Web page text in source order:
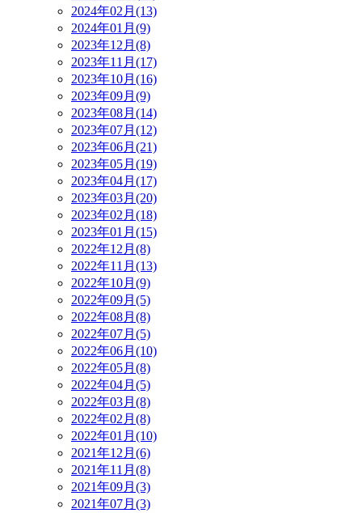
2024年02月(13)
2024年01月(9)
2023年12月(8)
2023年11月(17)
2023年10月(16)
2023年09月(9)
2023年08月(14)
2023年07月(12)
2023年06月(21)
2023年05月(19)
2023年04月(17)
2023年03月(20)
2023年02月(18)
2023年01月(15)
2022年12月(8)
2022年11月(13)
2022年10月(9)
2022年09月(5)
2022年08月(8)
2022年07月(5)
2022年06月(10)
2022年05月(8)
2022年04月(5)
2022年03月(8)
2022年02月(8)
2022年01月(10)
2021年12月(6)
2021年11月(8)
2021年09月(3)
2021年07月(3)